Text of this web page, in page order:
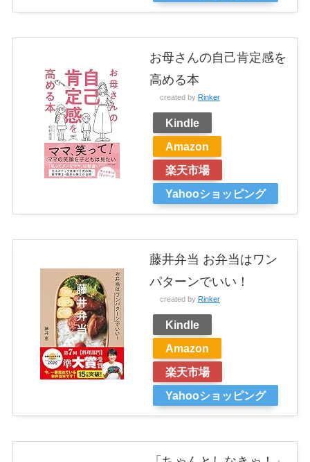
お母さんの自己肯定感を
高める本
created by Rinker
Kindle
Amazon
楽天市場
Yahooショッピング
藤井弁当 お弁当はワン
パターンでいい！
created by Rinker
Kindle
Amazon
楽天市場
Yahooショッピング